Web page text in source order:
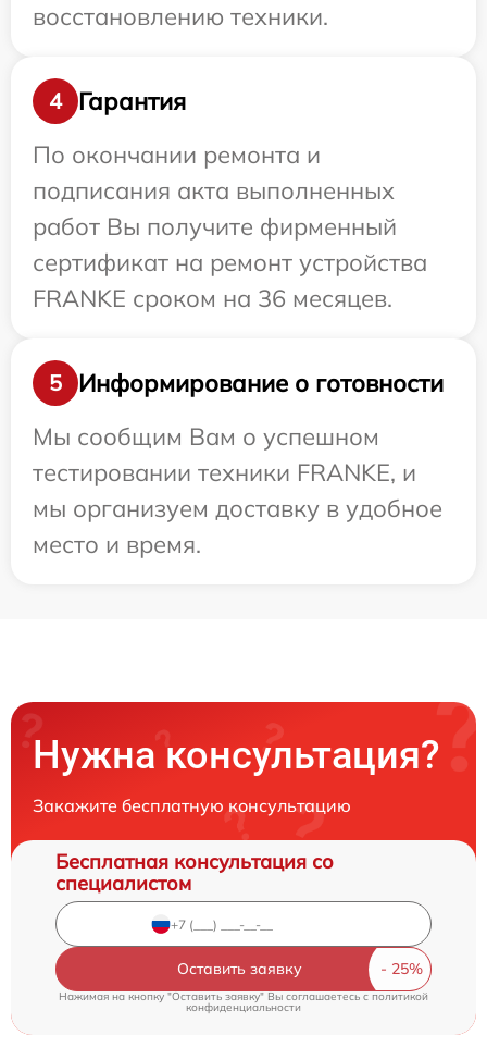
восстановлению техники.
4
Гарантия
По окончании ремонта и
подписания акта выполненных
работ Вы получите фирменный
сертификат на ремонт устройства
FRANKE сроком на 36 месяцев.
5
Информирование о готовности
Мы сообщим Вам о успешном
тестировании техники FRANKE, и
мы организуем доставку в удобное
место и время.
Нужна консультация?
Закажите бесплатную консультацию
Бесплатная консультация со
специалистом
Оставить заявку
Нажимая на кнопку "Оставить заявку" Вы соглашаетесь c политикой
конфиденциальности